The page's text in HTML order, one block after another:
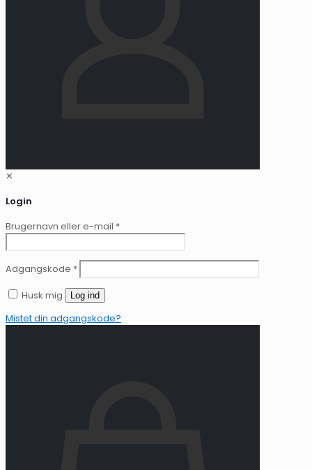
✕
Login
Brugernavn eller e-mail *
Adgangskode *
Husk mig
Log ind
Mistet din adgangskode?